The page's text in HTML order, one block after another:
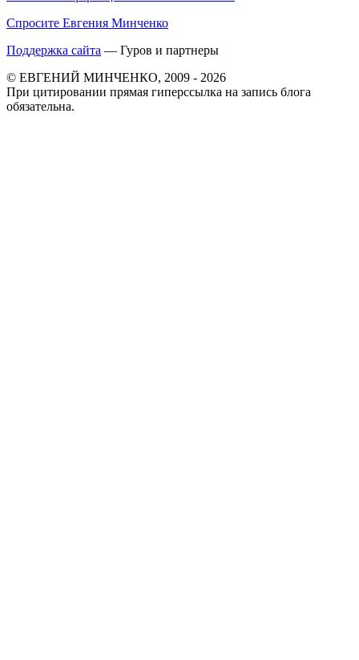
Спросите Евгения Минченко
Поддержка сайта — Гуров и партнеры
© ЕВГЕНИЙ МИНЧЕНКО, 2009 - 2026
При цитировании прямая гиперссылка на запись блога
обязательна.